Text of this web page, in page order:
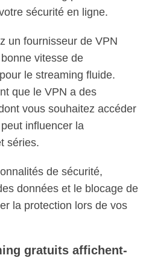
sécurité en ligne.
un fournisseur de VPN
vitesse de
le streaming fluide.
que le VPN a des
vous souhaitez accéder
influencer la
séries.
de sécurité,
données et le blocage de
la protection lors de vos
gratuits affichent-